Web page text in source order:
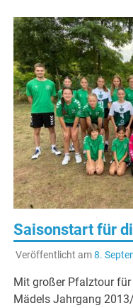
Saisonstart für
Veröffentlicht am8.
Mit großer Pfalztour für
Mädels Jahrgang